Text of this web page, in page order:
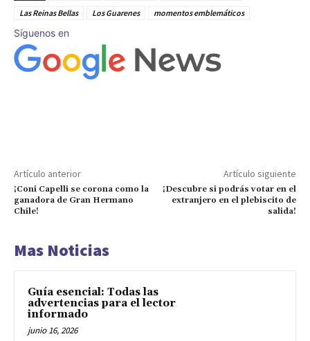
Las Reinas Bellas
Los Guarenes momentos emblemáticos
Síguenos en
Artículo anterior
¡Coni Capelli se corona como la
ganadora de Gran Hermano
Chile!
Artículo siguiente
¡Descubre si podrás votar en el
extranjero en el plebiscito de
salida!
Mas Noticias
Guía esencial: Todas las
advertencias para el lector
informado
junio 16, 2026